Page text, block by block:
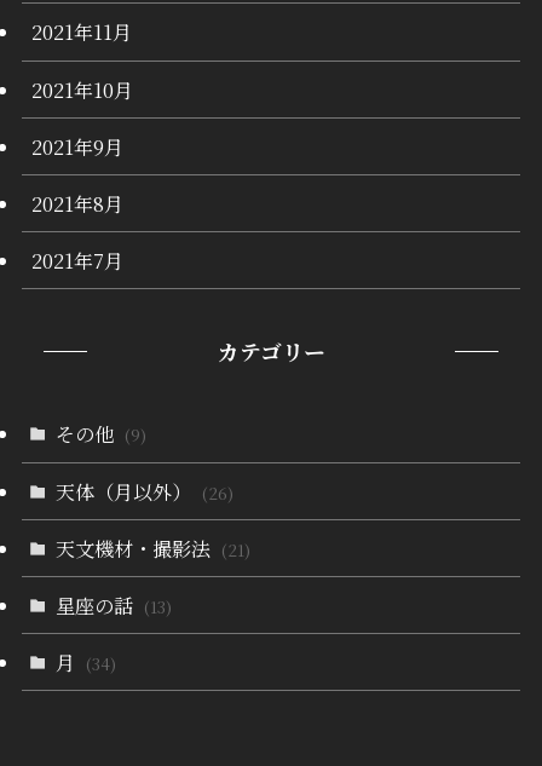
2021年11月
2021年10月
2021年9月
2021年8月
2021年7月
カテゴリー
その他 (9)
天体（月以外） (26)
天文機材・撮影法 (21)
星座の話 (13)
月 (34)